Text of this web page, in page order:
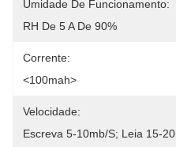
Umidade De Funcionamento:
RH De 5 A De 90%
Corrente:
<100mah>
Velocidade:
Escreva 5-10mb/s; Leia 15-